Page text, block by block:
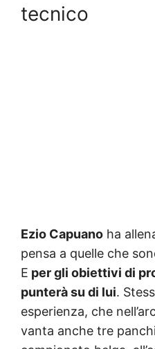
tecnico
Ezio Capuano ha
pensa a quelle che
E per gli obiettivi di
punterà su di lui.
esperienza, che
vanta anche tre